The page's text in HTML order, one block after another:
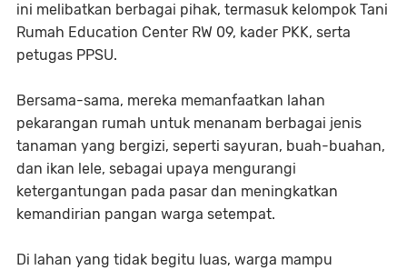
ini melibatkan berbagai pihak, termasuk kelompok Tani
Rumah Education Center RW 09, kader PKK, serta
petugas PPSU.
Bersama-sama, mereka memanfaatkan lahan
pekarangan rumah untuk menanam berbagai jenis
tanaman yang bergizi, seperti sayuran, buah-buahan,
dan ikan lele, sebagai upaya mengurangi
ketergantungan pada pasar dan meningkatkan
kemandirian pangan warga setempat.
Di lahan yang tidak begitu luas, warga mampu